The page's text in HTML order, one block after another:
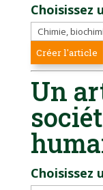
Choisissez
Un
Choisissez